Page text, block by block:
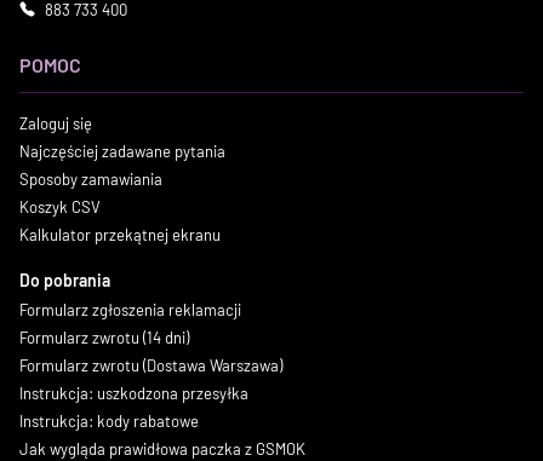
883 733 400
POMOC
Zaloguj się
Najczęściej zadawane pytania
Sposoby zamawiania
Koszyk CSV
Kalkulator przekątnej ekranu
Do pobrania
Formularz zgłoszenia reklamacji
Formularz zwrotu (14 dni)
Formularz zwrotu (Dostawa Warszawa)
Instrukcja: uszkodzona przesyłka
Instrukcja: kody rabatowe
Jak wygląda prawidłowa paczka z GSMOK